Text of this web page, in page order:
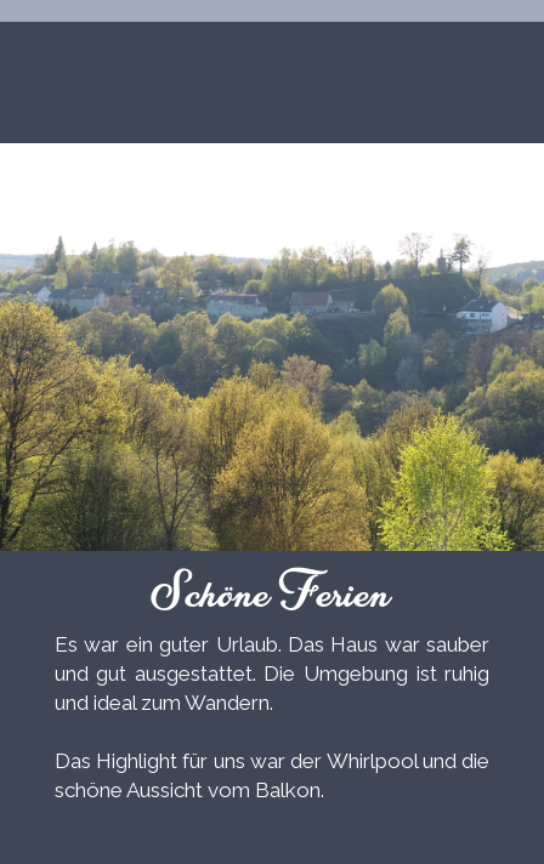
Schöne Ferien
Es war ein guter Urlaub. Das Haus war sauber
und gut ausgestattet. Die Umgebung ist ruhig
und ideal zum Wandern.
Das Highlight für uns war der Whirlpool und die
schöne Aussicht vom Balkon.